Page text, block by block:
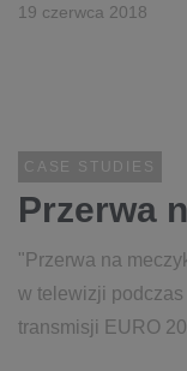
19 czerwca 2018
CASE STUDIES
Przerwa
"Przerwa na
w telewizji
transmisji EURO